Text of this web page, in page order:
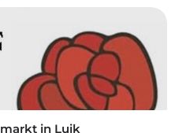
in Luik